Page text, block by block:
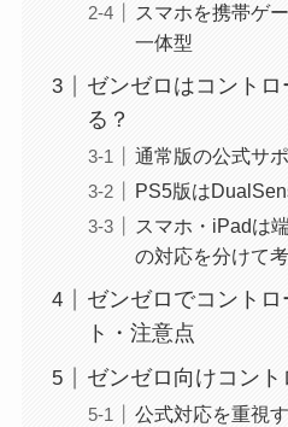
スマホを携帯ゲ
一体型
ゼンゼロはコント
る？
通常版の公式サ
PS5版は
スマホ・iPadは
の対応を分けて
ゼンゼロでコント
ト・注意点
ゼンゼロ向けコン
公式対応を重視